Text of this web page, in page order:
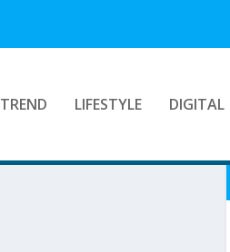
TREND LIFESTYLE DIGITAL